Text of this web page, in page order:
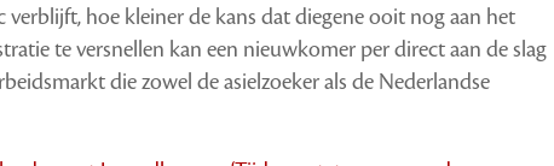
verblijft, hoe kleiner de kans dat diegene ooit nog aan het
te versnellen kan een nieuwkomer per direct aan de slag
die zowel de asielzoeker als de Nederlandse